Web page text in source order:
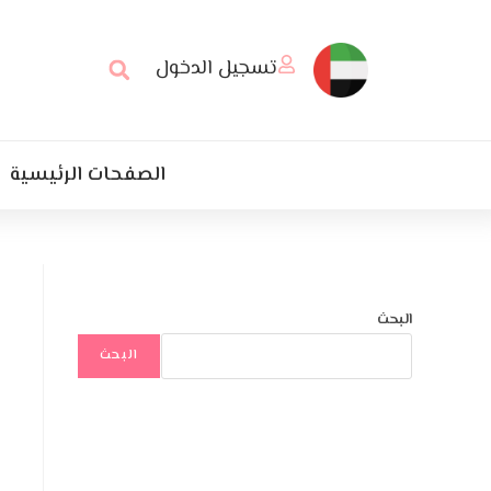
تسجيل الدخول
الصفحات الرئيسية
البحث
البحث